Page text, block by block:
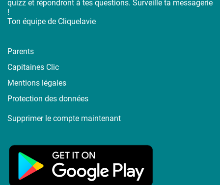
quizz et répondront à tes questions. Surveille ta messagerie
!
Ton équipe de Cliquelavie
Parents
Capitaines Clic
Mentions légales
Protection des données
Supprimer le compte maintenant